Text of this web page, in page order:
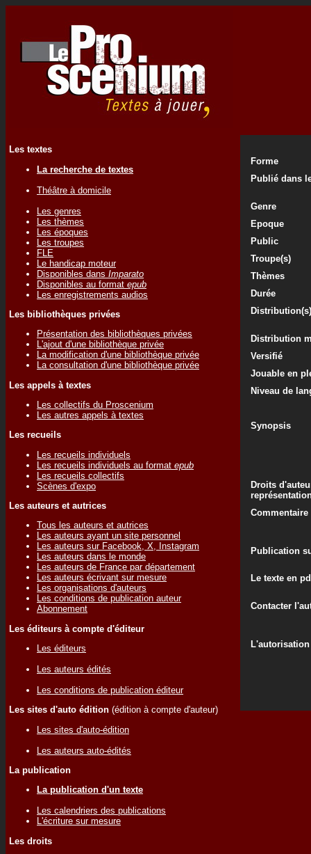
Les textes
La recherche de textes
Théâtre à domicile
Les genres
Les thèmes
Les époques
Les troupes
FLE
Le handicap moteur
Disponibles dans Imparato
Disponibles au format epub
Les enregistrements audios
Les bibliothèques privées
Présentation des bibliothèques privées
L'ajout d'une bibliothèque privée
La modification d'une bibliothèque privée
La consultation d'une bibliothèque privée
Les appels à textes
Les collectifs du Proscenium
Les autres appels à textes
Les recueils
Les recueils individuels
Les recueils individuels au format epub
Les recueils collectifs
Scènes d'expo
Les auteurs et autrices
Tous les auteurs et autrices
Les auteurs ayant un site personnel
Les auteurs sur Facebook, X, Instagram
Les auteurs dans le monde
Les auteurs de France par département
Les auteurs écrivant sur mesure
Les organisations d'auteurs
Les conditions de publication auteur
Abonnement
Les éditeurs à compte d'éditeur
Les éditeurs
Les auteurs édités
Les conditions de publication éditeur
Les sites d'auto édition (édition à compte d'auteur)
Les sites d'auto-édition
Les auteurs auto-édités
La publication
La publication d'un texte
Les calendriers des publications
L'écriture sur mesure
Les droits
Forme
Publié dans
Genre
Epoque
Public
Troupe(s)
Thèmes
Durée
Distribution(s)
Distribution
Versifié
Jouable en
Niveau de
Synopsis
Droits
Publication
Le texte en
Contacter
L'autorisation